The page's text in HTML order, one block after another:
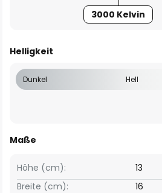
3000 Kelvin
Helligkeit
Dunkel Hell
Maße
Breite (cm): 16
Höhe (cm): 13